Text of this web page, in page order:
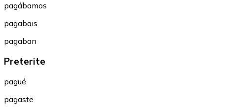
pagábamos
pagabais
pagaban
Preterite
pagué
pagaste